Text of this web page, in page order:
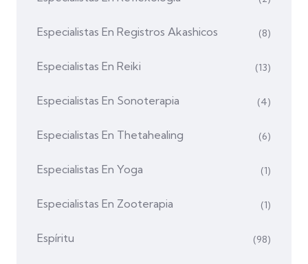
Especialistas En Registros Akashicos (8)
Especialistas En Reiki (13)
Especialistas En Sonoterapia (4)
Especialistas En Thetahealing (6)
Especialistas En Yoga (1)
Especialistas En Zooterapia (1)
Espíritu (98)